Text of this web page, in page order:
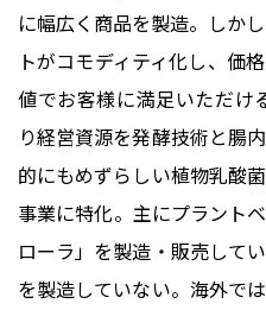
に幅広く商品を製造。しか
トがコモディティ化し、価
値でお客様に満足いただけ
り経営資源を発酵技術と腸
的にもめずらしい植物乳酸
事業に特化。主にプラント
ローラ」を製造・販売して
を製造していない。海外で